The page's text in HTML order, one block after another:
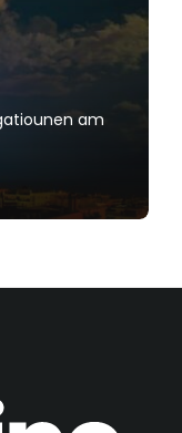
am